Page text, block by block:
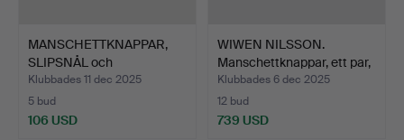
MANSCHETTKNAPPAR,
SLIPSNÅL och
SLIPSKLÄMMA…
Klubbades 11 dec 2025
5 bud
106 USD
WIWEN NILSSON.
Manschettknappar, ett par,
…
Klubbades 6 dec 2025
12 bud
739 USD